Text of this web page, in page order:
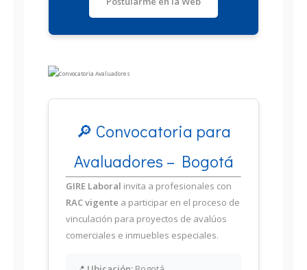
🔎 Convocatoria para
Avaluadores – Bogotá
GIRE Laboral invita a profesionales con
RAC vigente a participar en el proceso de
vinculación para proyectos de avalúos
comerciales e inmuebles especiales.